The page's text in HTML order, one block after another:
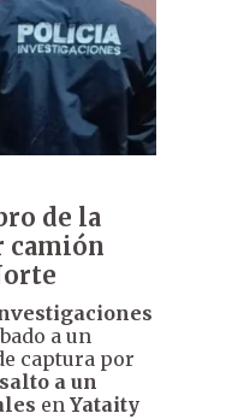
de la
camión
a un
captura por
a un
en Yataity